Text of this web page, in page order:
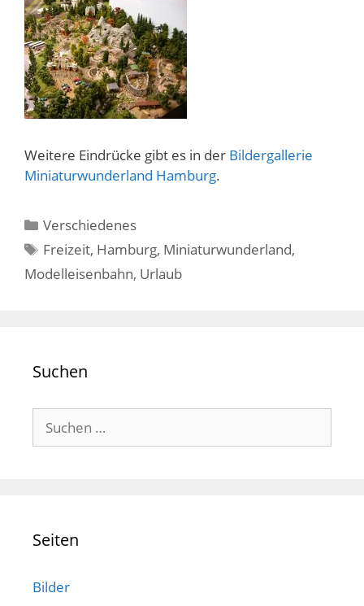
Weitere Eindrücke gibt es in der Bildergallerie
Miniaturwunderland Hamburg.
Kategorien
Verschiedenes
Schlagwörter
Freizeit, Hamburg, Miniaturwunderland,
Modelleisenbahn, Urlaub
Suchen
nach:
Seiten
Bilder